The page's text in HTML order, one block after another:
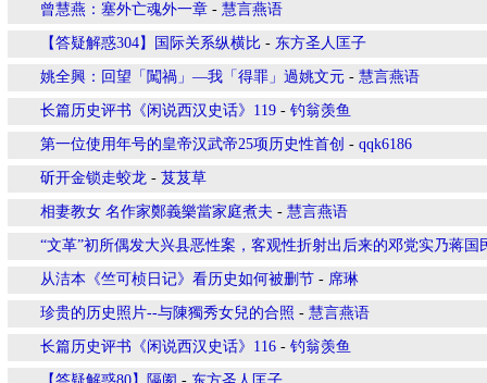
曾慧燕：塞外亡魂外一章 - 慧言燕语
【答疑解惑304】国际关系纵横比 - 东方圣人匡子
姚全興：回望「闖禍」—我「得罪」過姚文元 - 慧言燕语
长篇历史评书《闲说西汉史话》119 - 钓翁羡鱼
第一位使用年号的皇帝汉武帝25项历史性首创 - qqk6186
斫开金锁走蛟龙 - 芨芨草
相妻教女 名作家鄭義樂當家庭煮夫 - 慧言燕语
“文革”初所偶发大兴县恶性案，客观性折射出后来的邓党实乃蒋国
从洁本《竺可桢日记》看历史如何被删节 - 席琳
珍贵的历史照片--与陳獨秀女兒的合照 - 慧言燕语
长篇历史评书《闲说西汉史话》116 - 钓翁羡鱼